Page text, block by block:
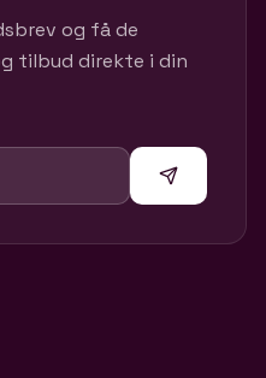
og få de
tilbud direkte i din